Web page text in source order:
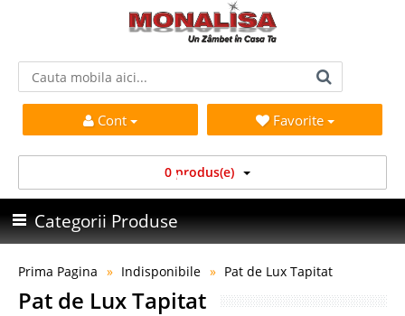
Cont Favorite
0 produs(e)
Categorii Produse
Prima Pagina Indisponibile Pat de Lux Tapitat
Pat de Lux Tapitat